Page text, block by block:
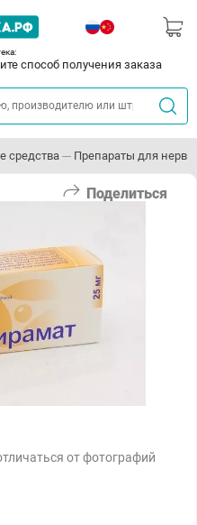
способ получения заказа
средства Препараты для
Поделиться
от фотографий